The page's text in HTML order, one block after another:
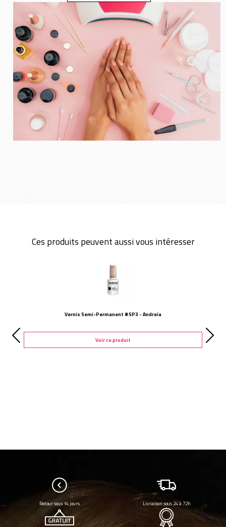
Ces produits peuvent aussi vous intéresser
Vernis Semi-Permanent #SP3 - Andreia
Voir ce produit
Retour sous 14 jours Livraison sous 24 à 72h